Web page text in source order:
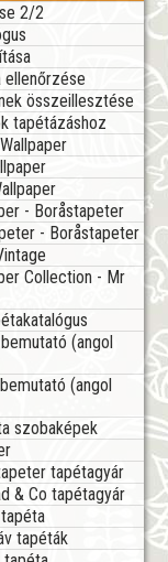
2/2
összeillesztése
tapétázáshoz
- Boråstapeter
- Boråstapeter
Collection - Mr
(angol
(angol
szobaképek
tapétagyár
& Co tapétagyár
tapéták